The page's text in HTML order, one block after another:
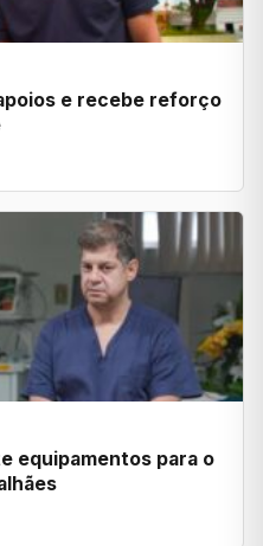
e recebe reforço
equipamentos para o